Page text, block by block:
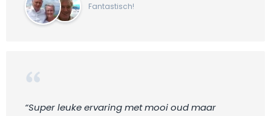
Fantastisch!
“Super leuke ervaring met mooi oud maar